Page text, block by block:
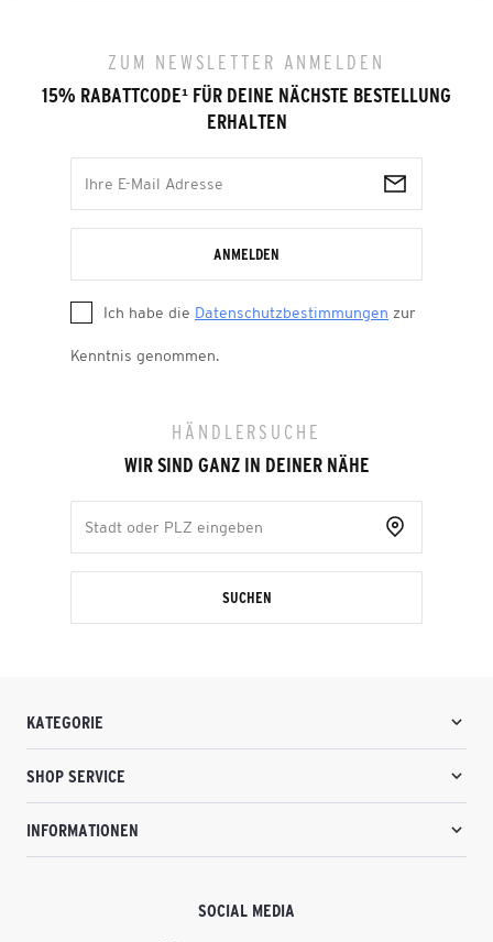
ZUM NEWSLETTER ANMELDEN
15% RABATTCODE¹ FÜR DEINE NÄCHSTE BESTELLUNG
ERHALTEN
ANMELDEN
Ich habe die Datenschutzbestimmungen zur
Kenntnis genommen.
HÄNDLERSUCHE
WIR SIND GANZ IN DEINER NÄHE
SUCHEN
KATEGORIE
SHOP SERVICE
INFORMATIONEN
SOCIAL MEDIA